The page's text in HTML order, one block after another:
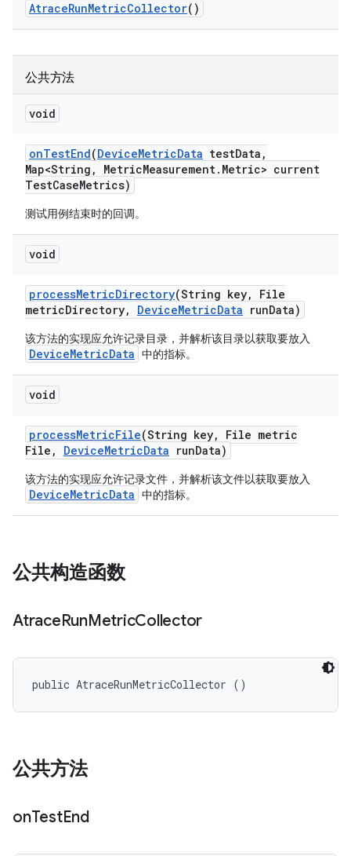
AtraceRunMetricCollector()
公共方法
void
onTestEnd(DeviceMetricData testData ,
Map<String , MetricMeasurement. Metric> current
TestCaseMetrics)
测试用例结束时的回调。
void
processMetricDirectory(String key,
File
metricDirectory, DeviceMetricData runData)
该方法的实现应允许记录目录，并解析该目录以获取要放入
DeviceMetricData 中的指标。
void
processMetricFile(String key,
File metric
File , DeviceMetricData runData)
该方法的实现应允许记录文件，并解析该文件以获取要放入
DeviceMetricData 中的指标。
公共构造函数
AtraceRunMetricCollector
public AtraceRunMetricCollector ()
公共方法
onTestEnd